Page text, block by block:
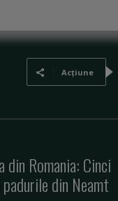
Acțiune
din Romania: Cinci
din Neamt